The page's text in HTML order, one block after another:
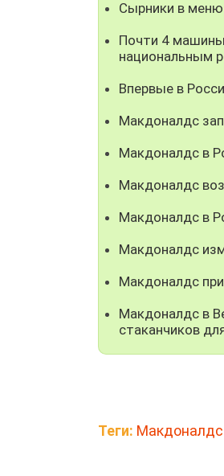
Сырники в
Почти 4
национальным
Впервые в
Макдоналдс
Макдоналдс в
Макдоналдс
Макдоналдс в
Макдоналдс
Макдоналдс
Макдоналдс в
стаканчиков
Теги: Макдоналдс